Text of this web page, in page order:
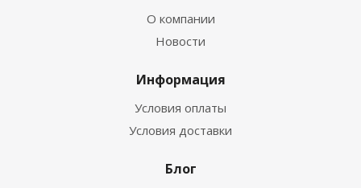
О компании
Новости
Информация
Условия оплаты
Условия доставки
Блог